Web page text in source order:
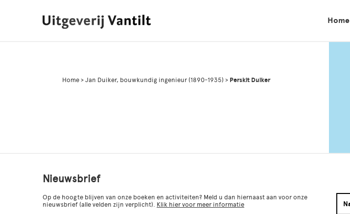
Home
Home > Jan Duiker, bouwkundig ingenieur (1890-1935) > Perskit Duiker
Nieuwsbrief
Op de hoogte blijven van onze boeken en activiteiten? Meld u dan hiernaast aan voor onze
nieuwsbrief (alle velden zijn verplicht). Klik hier voor meer informatie